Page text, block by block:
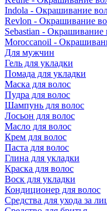
Indola - Окрашивание
Revlon - Окрашивание
Sebastian - Окрашивание
Moroccanoil -
Для мужчин
Гель для укладки
Помада для укладки
Маска для волос
Пудра для волос
Шампунь для волос
Лосьон для волос
Масло для волос
Крем для волос
Паста для волос
Глина для укладки
Краска для волос
Воск для укладки
Кондиционер для волос
Средства для ухода за